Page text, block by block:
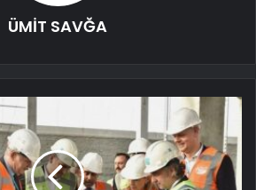
ÜMİT SAVĞA